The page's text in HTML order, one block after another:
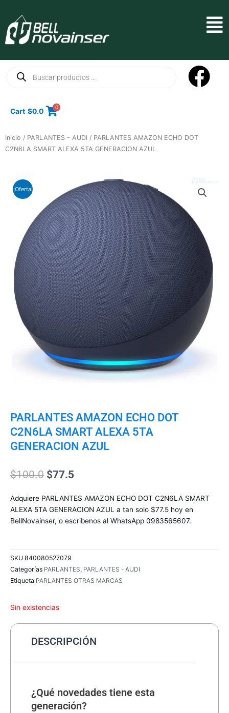
contenido
productos
Cart $0.0 0
Inicio / PARLANTES - AUDI / PARLANTES AMAZON ECHO DOT
C2N6LA SMART ALEXA 5TA GENERACION AZUL
¡Oferta!
PARLANTES AMAZON ECHO DOT
C2N6LA SMART ALEXA 5TA
GENERACION AZUL
$100.0 El
original
era:
$100.0.
$77.5El
actual
es:
$77.5.
Adquiere PARLANTES AMAZON ECHO DOT C2N6LA SMART
ALEXA 5TA GENERACION AZUL a tan solo $77.5 hoy en
BellNovainser, o escribenos al WhatsApp 0983565607.
SKU 840080527079
Categorías PARLANTES, PARLANTES - AUDI
Etiqueta PARLANTES OTRAS MARCAS
Sin existencias
DESCRIPCIÓN
¿Qué novedades tiene esta
generación?